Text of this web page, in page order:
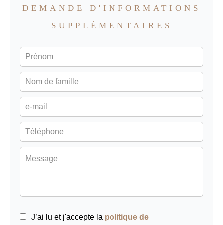
DEMANDE D'INFORMATIONS
SUPPLÉMENTAIRES
J’ai lu et j'accepte la politique de